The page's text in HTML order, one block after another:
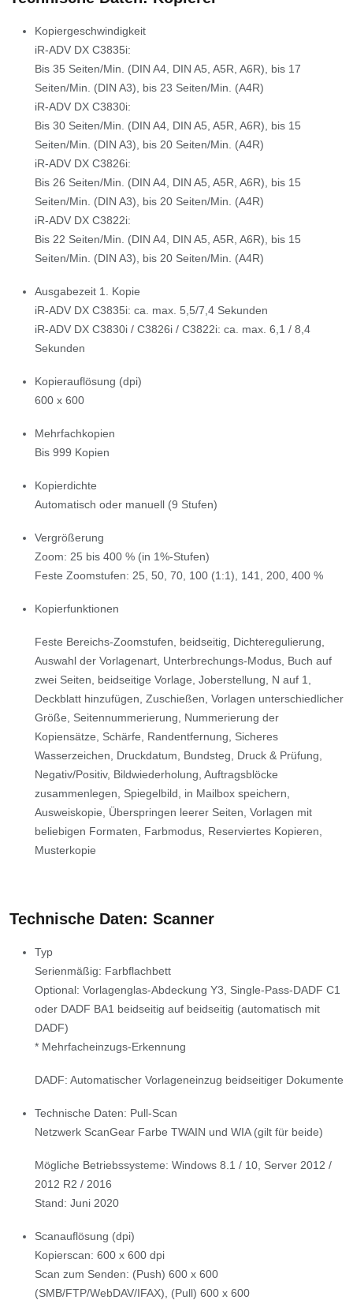
Kopiergeschwindigkeit
iR-ADV DX C3835i:
Bis 35 Seiten/Min. (DIN A4, DIN A5, A5R, A6R), bis 17
Seiten/Min. (DIN A3), bis 23 Seiten/Min. (A4R)
iR-ADV DX C3830i:
Bis 30 Seiten/Min. (DIN A4, DIN A5, A5R, A6R), bis 15
Seiten/Min. (DIN A3), bis 20 Seiten/Min. (A4R)
iR-ADV DX C3826i:
Bis 26 Seiten/Min. (DIN A4, DIN A5, A5R, A6R), bis 15
Seiten/Min. (DIN A3), bis 20 Seiten/Min. (A4R)
iR-ADV DX C3822i:
Bis 22 Seiten/Min. (DIN A4, DIN A5, A5R, A6R), bis 15
Seiten/Min. (DIN A3), bis 20 Seiten/Min. (A4R)
Ausgabezeit 1. Kopie
iR-ADV DX C3835i: ca. max. 5,5/7,4 Sekunden
iR-ADV DX C3830i / C3826i / C3822i: ca. max. 6,1 / 8,4
Sekunden
Kopierauflösung (dpi)
600 x 600
Mehrfachkopien
Bis 999 Kopien
Kopierdichte
Automatisch oder manuell (9 Stufen)
Vergrößerung
Zoom: 25 bis 400 % (in 1%-Stufen)
Feste Zoomstufen: 25, 50, 70, 100 (1:1), 141, 200, 400 %
Kopierfunktionen
Feste Bereichs-Zoomstufen, beidseitig, Dichteregulierung,
Auswahl der Vorlagenart, Unterbrechungs-Modus, Buch auf
zwei Seiten, beidseitige Vorlage, Joberstellung, N auf 1,
Deckblatt hinzufügen, Zuschießen, Vorlagen unterschiedlicher
Größe, Seitennummerierung, Nummerierung der
Kopiensätze, Schärfe, Randentfernung, Sicheres
Wasserzeichen, Druckdatum, Bundsteg, Druck & Prüfung,
Negativ/Positiv, Bildwiederholung, Auftragsblöcke
zusammenlegen, Spiegelbild, in Mailbox speichern,
Ausweiskopie, Überspringen leerer Seiten, Vorlagen mit
beliebigen Formaten, Farbmodus, Reserviertes Kopieren,
Musterkopie
Technische Daten: Scanner
Typ
Serienmäßig: Farbflachbett
Optional: Vorlagenglas-Abdeckung Y3, Single-Pass-DADF C1
oder DADF BA1 beidseitig auf beidseitig (automatisch mit
DADF)
* Mehrfacheinzugs-Erkennung
DADF: Automatischer Vorlageneinzug beidseitiger Dokumente
Technische Daten: Pull-Scan
Netzwerk ScanGear Farbe TWAIN und WIA (gilt für beide)
Mögliche Betriebssysteme: Windows 8.1 / 10, Server 2012 /
2012 R2 / 2016
Stand: Juni 2020
Scanauflösung (dpi)
Kopierscan: 600 x 600 dpi
Scan zum Senden: (Push) 600 x 600
(SMB/FTP/WebDAV/IFAX), (Pull) 600 x 600